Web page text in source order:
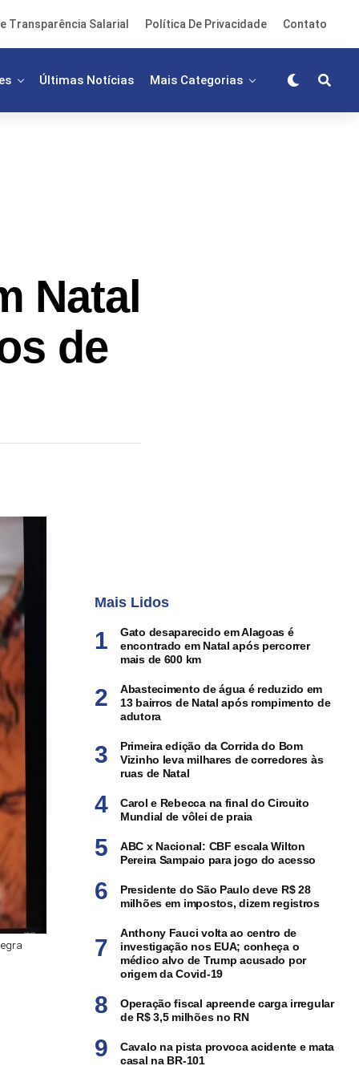
Transparência Salarial Política De Privacidade Contato
Últimas Notícias Mais Categorias
Natal
de
Mais Lidos
Gato desaparecido em Alagoas é
encontrado em Natal após percorrer
mais de 600 km
Abastecimento de água é reduzido em
13 bairros de Natal após rompimento de
adutora
Primeira edição da Corrida do Bom
Vizinho leva milhares de corredores às
ruas de Natal
Carol e Rebecca na final do Circuito
Mundial de vôlei de praia
ABC x Nacional: CBF escala Wilton
Pereira Sampaio para jogo do acesso
Presidente do São Paulo deve R$ 28
milhões em impostos, dizem registros
Anthony Fauci volta ao centro de
investigação nos EUA; conheça o
médico alvo de Trump acusado por
origem da Covid-19
Operação fiscal apreende carga irregular
de R$ 3,5 milhões no RN
Cavalo na pista provoca acidente e mata
casal na BR-101